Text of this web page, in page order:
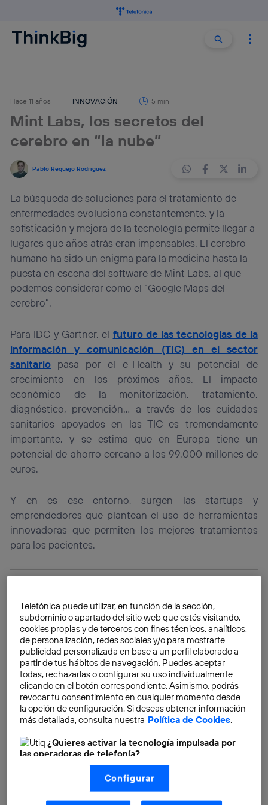
Buscar
Hace 11 años INNOVACIÓN 5 min
Mint Labs, los secretos del
cerebro en “la nube”
Pablo Requejo Rodriguez
La búsqueda de soluciones para el tratamiento de
enfermedades evoluciona constantemente, y la
sofisticación y mejora de la tecnología permite llegar a
lugares que años atrás eran impensables. El cerebro
humano ha sido un enigma para la medicina hasta la
puesta en escena del software de Mint Labs, al que
podemos considerar como el “Google Maps del
cerebro”.
Para IDC y Gartner, el futuro de las tecnologías de la
información y comunicación (TIC) en el sector
sanitario pasa por el e-Health y su potencial de
crecimiento en los próximos años. El impacto
económico de la monitorización, tratamiento,
diagnóstico, prevención… a través de los cuidados
sanitarios apoyados en las TIC es tremendamente
importante, y se estima que en Europa tiene un
potencial de ahorro cercano a los 99.000 millones de
euros.
Y en es ese entorno, surgen las startups y
emprendedores que plantean el uso de herramientas
innovadoras que permiten los mejores tratamientos
para los pacientes.
Así es como dos jóvenes emprendedores tomaron ese
Telefónica puede utilizar, en función de la sección,
subdominio o apartado del sitio web que estés visitando,
cookies propias y de terceros con fines técnicos, analíticos,
de personalización, redes sociales y/o para mostrarte
publicidad personalizada en base a un perfil elaborado a
partir de tus hábitos de navegación. Puedes aceptar
todas, rechazarlas o configurar su uso individualmente
clicando en el botón correspondiente. Asimismo, podrás
revocar tu consentimiento en cualquier momento desde
la opción de configuración. Si deseas obtener información
más detallada, consulta nuestra Política de Cookies.
¿Quieres activar la tecnología impulsada por
las operadoras de telefonía?
Nosotros, Telefónica S.A., utilizamos la tecnología Utiq para
realizar nuestras acciones de marketing digital o análisis
(como se describe en este aviso de consentimiento)
basadas en tu navegación en nuestra(s) web(s)
Configurar